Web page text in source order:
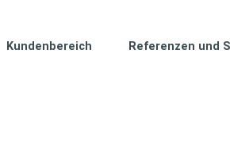
Kundenbereich Referenzen und